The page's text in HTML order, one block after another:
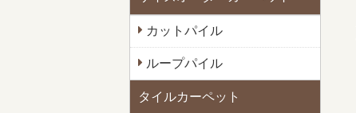
カットパイル
ループパイル
タイルカーペット